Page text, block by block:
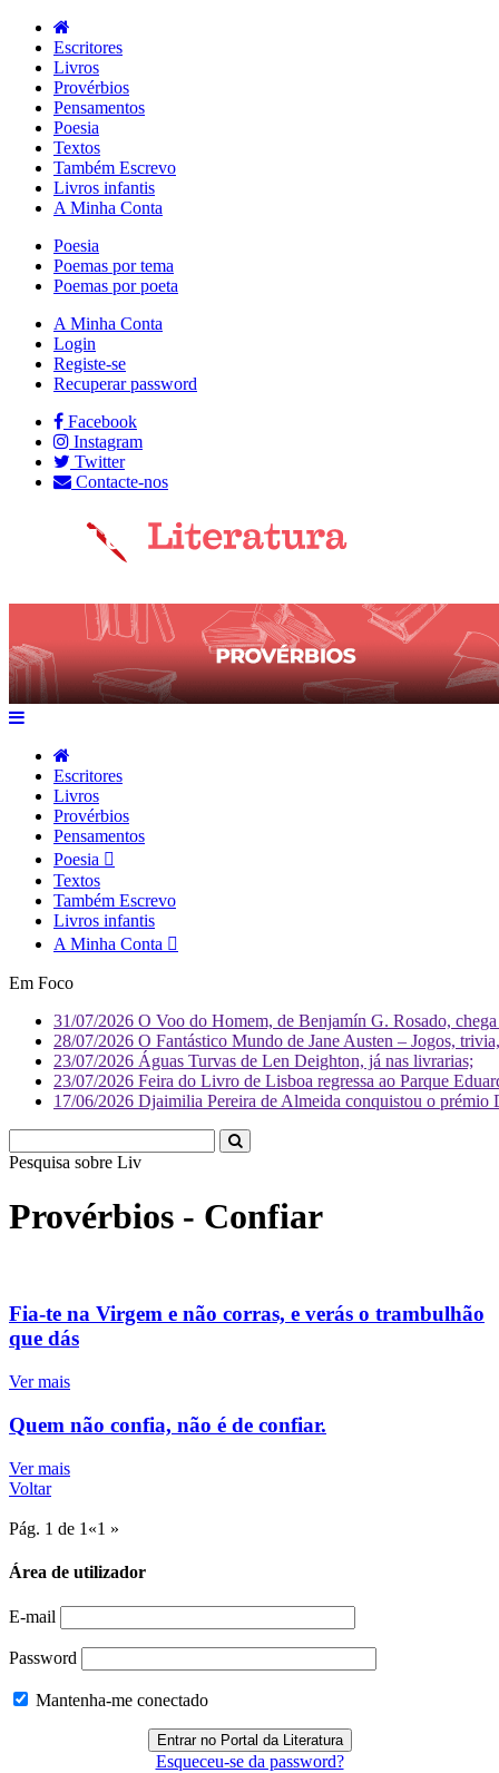
Escritores
Livros
Provérbios
Pensamentos
Poesia
Textos
Também Escrevo
Livros infantis
A Minha Conta
Poesia
Poemas por tema
Poemas por poeta
A Minha Conta
Login
Registe-se
Recuperar password
Facebook
Instagram
Twitter
Contacte-nos
Escritores
Livros
Provérbios
Pensamentos
Poesia
Textos
Também Escrevo
Livros infantis
A Minha Conta
Em Foco
31/07/2026 O Voo do Homem, de Benjamín G. Rosado,
28/07/2026 O Fantástico Mundo de Jane Austen – Jogos,
23/07/2026 Águas Turvas de Len Deighton, já nas livrarias;
23/07/2026 Feira do Livro de Lisboa regressa ao Parque
17/06/2026 Djaimilia Pereira de Almeida conquistou o
Pesquisa sobre Literatura
Provérbios - Confiar
Fia-te na Virgem e não corras, e verás o trambulhão
que dás
Ver mais
Quem não confia, não é de confiar.
Ver mais
Voltar
Pág. 1 de 1 «1 »
Área de utilizador
E-mail
Password
Mantenha-me conectado
Esqueceu-se da password?